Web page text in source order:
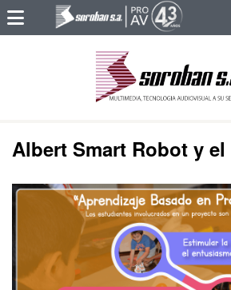
Albert Smart Robot y el